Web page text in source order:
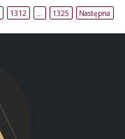
1312 1325 Następna